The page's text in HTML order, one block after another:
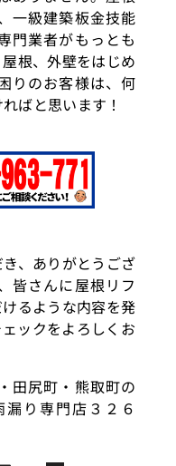
一級建築板金技能
門業者がもっとも
根、外壁をはじめ
りのお客様は、何
ばと思います！
、ありがとうござ
皆さんに屋根リフ
るような内容を発
ックをよろしくお
田尻町・熊取町の
り専門店３２６